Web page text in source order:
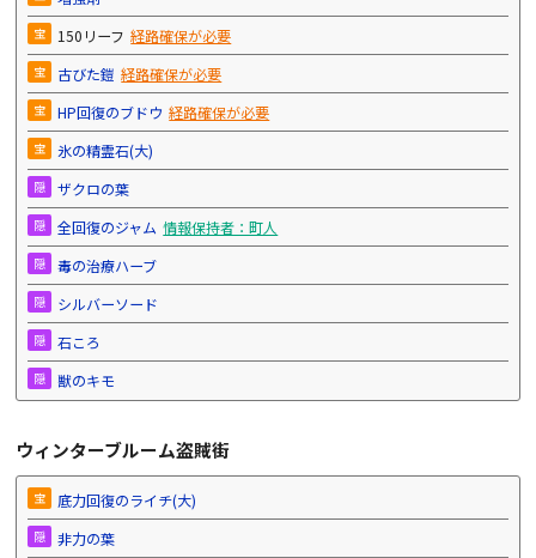
宝 150リーフ 経路確保が必要
宝 古びた鎧 経路確保が必要
宝 HP回復のブドウ 経路確保が必要
宝 氷の精霊石(大)
隠 ザクロの葉
隠 全回復のジャム 情報保持者：町人
隠 毒の治療ハーブ
隠 シルバーソード
隠 石ころ
隠 獣のキモ
ウィンターブルーム盗賊街
宝 底力回復のライチ(大)
隠 非力の葉